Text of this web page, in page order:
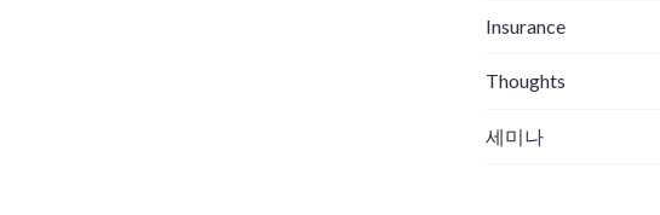
Insurance
Thoughts
세미나